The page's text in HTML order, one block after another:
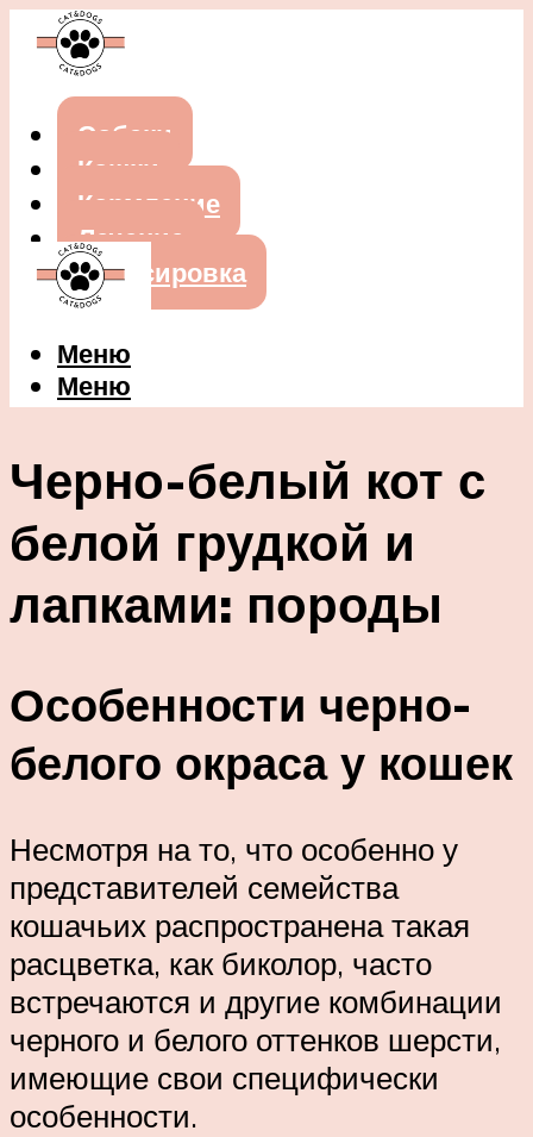
Собаки
Кошки
Кормление
Лечение
Дрессировка
Меню
Меню
Черно-белый кот с
белой грудкой и
лапками: породы
Особенности черно-
белого окраса у кошек
Несмотря на то, что особенно у
представителей семейства
кошачьих распространена такая
расцветка, как биколор, часто
встречаются и другие комбинации
черного и белого оттенков шерсти,
имеющие свои специфически
особенности.